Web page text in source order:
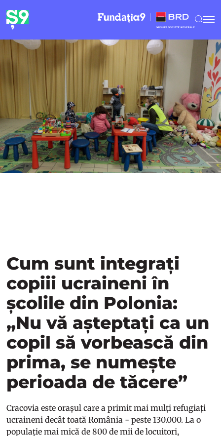
Cum sunt integrați
copiii ucraineni în
școlile din Polonia:
„Nu vă așteptați ca un
copil să vorbească din
prima, se numește
perioada de tăcere”
Cracovia este orașul care a primit mai mulți refugiați
ucraineni decât toată România - peste 130.000. La o
populație mai mică de 800 de mii de locuitori,